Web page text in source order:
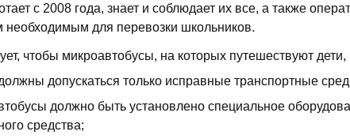
с 2008 года, знает и соблюдает их все, а также
для перевозки школьников.
чтобы микроавтобусы, на которых путешествуют
допускаться только исправные транспортные
должно быть установлено специальное
средства;